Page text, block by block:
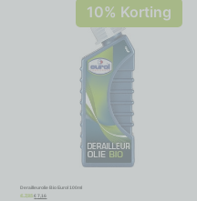
10% Korting
Derailleurolie Bio Eurol 100ml
€7,95 €7,16